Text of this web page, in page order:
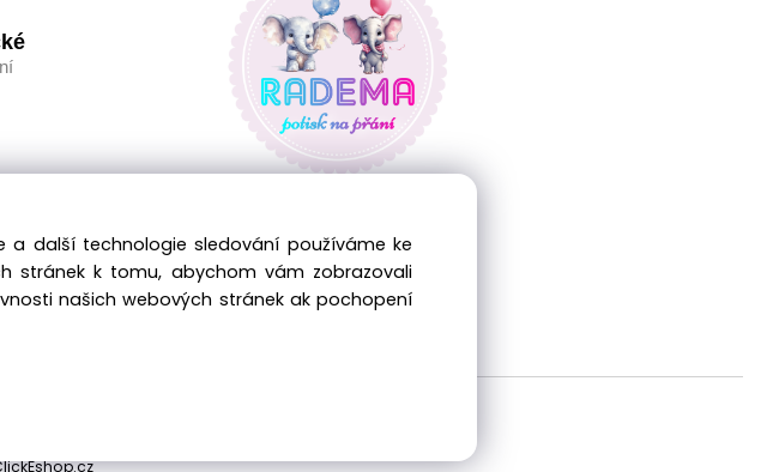
a další technologie sledování používáme ke
stránek k tomu, abychom vám zobrazovali
našich webových stránek ak pochopení